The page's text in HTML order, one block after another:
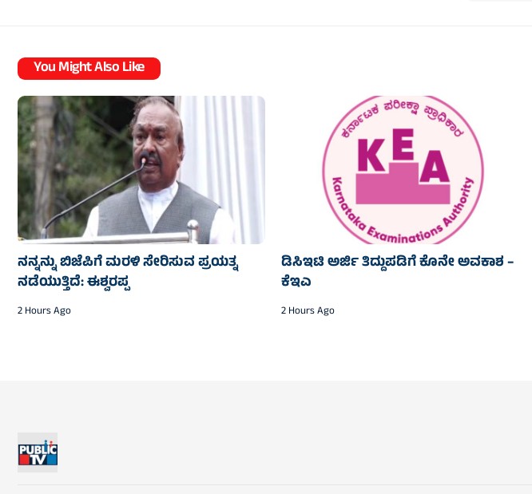
You Might Also Like
ನನ್ನನ್ನು ಬಿಜೆಪಿಗೆ ಮರಳಿ ಸೇರಿಸುವ ಪ್ರಯತ್ನ
ನಡೆಯುತ್ತಿದೆ: ಈಶ್ವರಪ್ಪ
2 Hours Ago
ಡಿಸಿಇಟಿ ಅರ್ಜಿ ತಿದ್ದುಪಡಿಗೆ ಕೊನೇ ಅವಕಾಶ –
ಕೆಇಎ
2 Hours Ago